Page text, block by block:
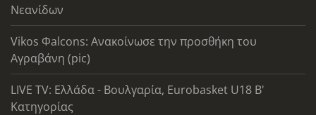
Νεανίδων
Vikos Φalcons: Ανακοίνωσε την προσθήκη του
Αγραβάνη (pic)
LIVE TV: Ελλάδα - Βουλγαρία, Eurobasket U18 Β'
Κατηγορίας